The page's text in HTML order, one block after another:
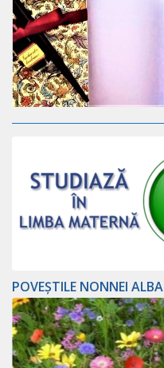
POVEȘTILE NONNEI ALBA